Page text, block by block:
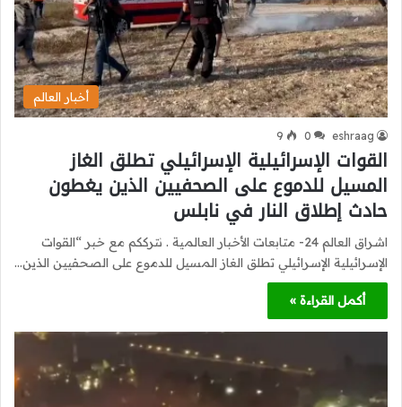
أخبار العالم
eshraag
0
9
القوات الإسرائيلية الإسرائيلي تطلق الغاز
المسيل للدموع على الصحفيين الذين يغطون
حادث إطلاق النار في نابلس
اشراق العالم 24- متابعات الأخبار العالمية . نترككم مع خبر “القوات
الإسرائيلية الإسرائيلي تطلق الغاز المسيل للدموع على الصحفيين الذين…
أكمل القراءة »